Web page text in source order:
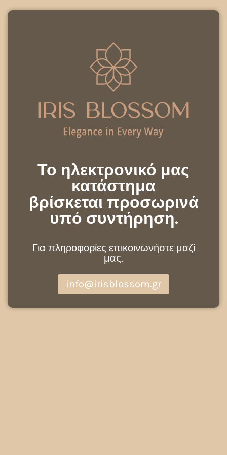
Το ηλεκτρονικό μας
κατάστημα
βρίσκεται προσωρινά
υπό συντήρηση.
Για πληροφορίες επικοινωνήστε μαζί
μας.
info@irisblossom.gr